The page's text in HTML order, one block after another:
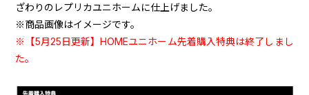
ざわりのレプリカユニホームに仕上げました。
※商品画像はイメージです。
※【5月25日更新】HOMEユニホーム先着購入特典は終了しまし
た。